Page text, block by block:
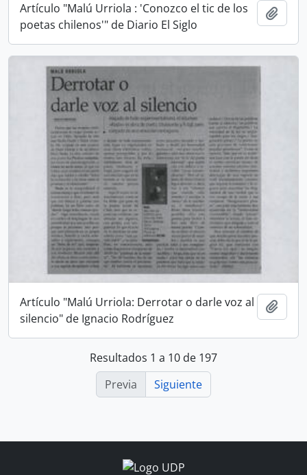
Artículo "Malú Urriola : 'Conozco el tic de los
poetas chilenos'" de Diario El Siglo
Artículo "Malú Urriola: Derrotar o darle voz al
silencio" de Ignacio Rodríguez
Resultados 1 a 10 de 197
Previa
Siguiente